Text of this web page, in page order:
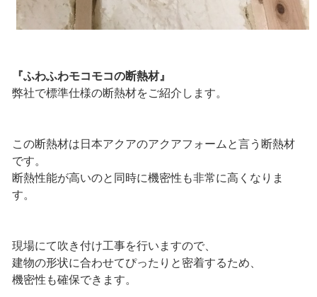
『ふわふわモコモコの断熱材』
弊社で標準仕様の断熱材をご紹介します。
この断熱材は日本アクアのアクアフォームと言う断熱材
です。
断熱性能が高いのと同時に機密性も非常に高くなりま
す。
現場にて吹き付け工事を行いますので、
建物の形状に合わせてぴったりと密着するため、
機密性も確保できます。